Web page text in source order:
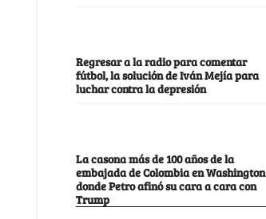
Regresar a la radio para comentar
fútbol, la solución de Iván Mejía para
luchar contra la depresión
La casona más de 100 años de la
embajada de Colombia en Washington
donde Petro afinó su cara a cara con
Trump